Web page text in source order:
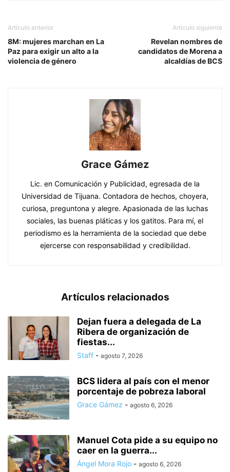
Artículo anterior
8M: mujeres marchan en La
Paz para exigir un alto a la
violencia de género
Artículo siguiente
Revelan nombres de
candidatos de Morena a
alcaldías de BCS
Grace Gámez
Lic. en Comunicación y Publicidad, egresada de la
Universidad de Tijuana. Contadora de hechos, choyera,
curiosa, preguntona y alegre. Apasionada de las luchas
sociales, las buenas pláticas y los gatitos. Para mí, el
periodismo es la herramienta de la sociedad que debe
ejercerse con responsabilidad y credibilidad.
Artículos relacionados
Dejan fuera a delegada de La
Ribera de organización de
fiestas...
Staff - agosto 7, 2026
BCS lidera al país con el menor
porcentaje de pobreza laboral
Grace Gámez - agosto 6, 2026
Manuel Cota pide a su equipo no
caer en la guerra...
Ángel Mora Rojo - agosto 6, 2026